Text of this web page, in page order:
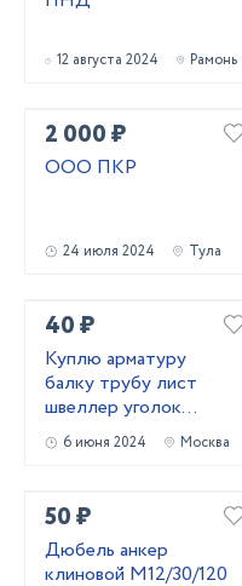
12 августа 2024 Рамонь
2 000 ₽
ООО ПКР
24 июля 2024 Тула
40 ₽
Куплю арматуру
балку трубу лист
швеллер уголок
лежалый
металлопрокат
6 июня 2024 Москва
50 ₽
Дюбель анкер
клиновой М12/30/120